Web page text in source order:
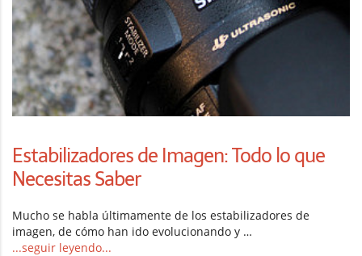
Estabilizadores de Imagen: Todo lo que
Necesitas Saber
Mucho se habla últimamente de los estabilizadores de
imagen, de cómo han ido evolucionando y …
...seguir leyendo...